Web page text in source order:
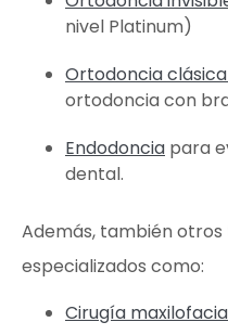
nivel Platinum)
Ortodoncia
ortodoncia con
Endodoncia para
dental.
Además, también
especializados como:
Cirugía